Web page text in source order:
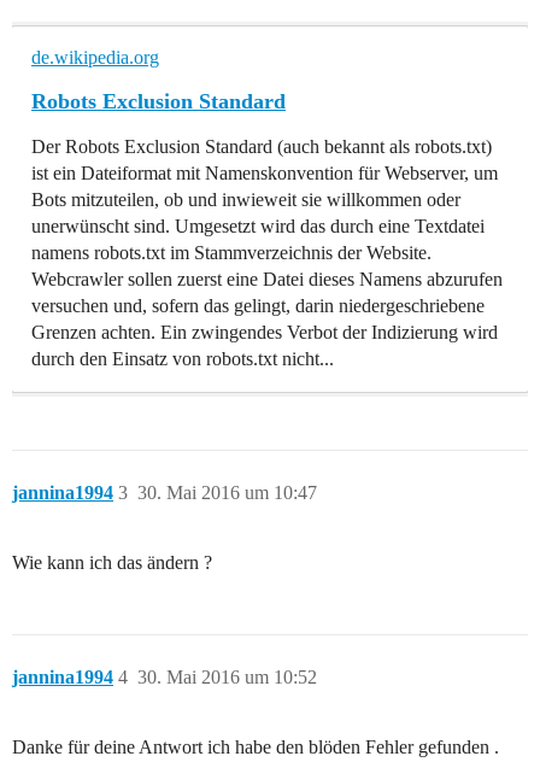
de.wikipedia.org
Robots Exclusion Standard
Der Robots Exclusion Standard (auch bekannt als robots.txt)
ist ein Dateiformat mit Namenskonvention für Webserver, um
Bots mitzuteilen, ob und inwieweit sie willkommen oder
unerwünscht sind. Umgesetzt wird das durch eine Textdatei
namens robots.txt im Stammverzeichnis der Website.
Webcrawler sollen zuerst eine Datei dieses Namens abzurufen
versuchen und, sofern das gelingt, darin niedergeschriebene
Grenzen achten. Ein zwingendes Verbot der Indizierung wird
durch den Einsatz von robots.txt nicht...
jannina1994 30. Mai 2016 um 10:47
3
Wie kann ich das ändern ?
jannina1994 30. Mai 2016 um 10:52
4
Danke für deine Antwort ich habe den blöden Fehler gefunden .